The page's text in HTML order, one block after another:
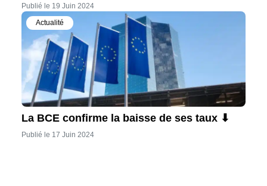
Publié le 19 Juin 2024
Actualité
La BCE confirme la baisse de ses taux ⬇
Publié le 17 Juin 2024